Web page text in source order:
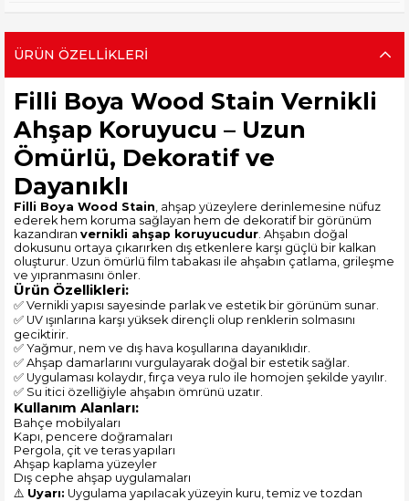
ÜRÜN ÖZELLIKLERI
Filli Boya Wood Stain Vernikli
Ahşap Koruyucu – Uzun
Ömürlü, Dekoratif ve
Dayanıklı
Filli Boya Wood Stain , ahşap yüzeylere derinlemesine nüfuz
ederek hem koruma sağlayan hem de dekoratif bir görünüm
kazandıran vernikli ahşap koruyucudur . Ahşabın doğal
dokusunu ortaya çıkarırken dış etkenlere karşı güçlü bir kalkan
oluşturur. Uzun ömürlü film tabakası ile ahşabın çatlama, grileşme
ve yıpranmasını önler.
Ürün Özellikleri:
✅ Vernikli yapısı sayesinde parlak ve estetik bir görünüm sunar.
✅ UV ışınlarına karşı yüksek dirençli olup renklerin solmasını
geciktirir.
✅ Yağmur, nem ve dış hava koşullarına dayanıklıdır.
✅ Ahşap damarlarını vurgulayarak doğal bir estetik sağlar.
✅ Uygulaması kolaydır, fırça veya rulo ile homojen şekilde yayılır.
✅ Su itici özelliğiyle ahşabın ömrünü uzatır.
Kullanım Alanları:
Bahçe mobilyaları
Kapı, pencere doğramaları
Pergola, çit ve teras yapıları
Ahşap kaplama yüzeyler
Dış cephe ahşap uygulamaları
⚠️ Uyarı: Uygulama yapılacak yüzeyin kuru, temiz ve tozdan